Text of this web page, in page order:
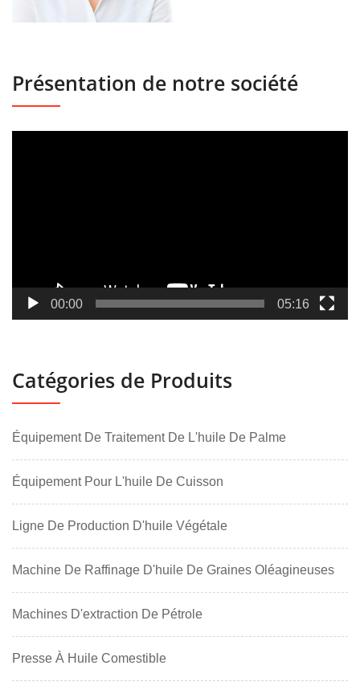
Présentation de notre société
00:00 05:16
Catégories de Produits
Équipement De Traitement De L'huile De Palme
Équipement Pour L'huile De Cuisson
Ligne De Production D'huile Végétale
Machine De Raffinage D'huile De Graines Oléagineuses
Machines D'extraction De Pétrole
Presse À Huile Comestible